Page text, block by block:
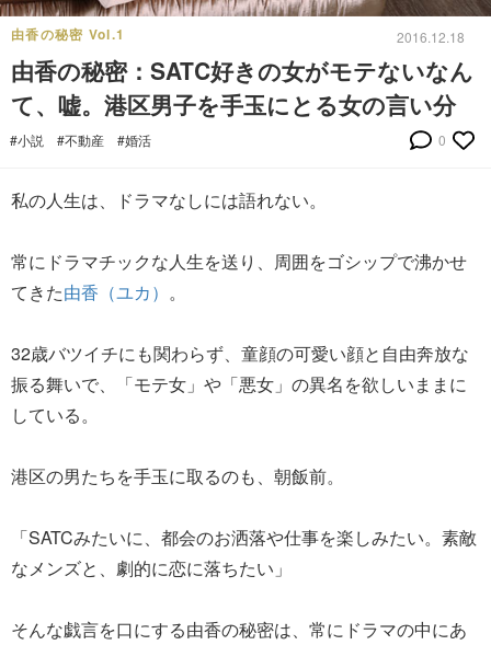
由香の秘密 Vol.1 2016.12.18
由香の秘密：SATC好きの女がモテないなん
て、嘘。港区男子を手玉にとる女の言い分
#小説 #不動産 #婚活 0
私の人生は、ドラマなしには語れない。
常にドラマチックな人生を送り、周囲をゴシップで沸かせ
てきた由香（ユカ） 。
32歳バツイチにも関わらず、童顔の可愛い顔と自由奔放な
振る舞いで、「モテ女」や「悪女」の異名を欲しいままに
している。
港区の男たちを手玉に取るのも、朝飯前。
「SATCみたいに、都会のお洒落や仕事を楽しみたい。素敵
なメンズと、劇的に恋に落ちたい」
そんな戯言を口にする由香の秘密は、常にドラマの中にあ